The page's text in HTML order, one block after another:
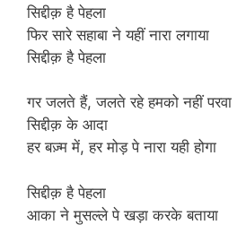
सिद्दीक़ है पेहला
फिर सारे सहाबा ने यहीं नारा लगाया
सिद्दीक़ है पेहला
गर जलते हैं, जलते रहे हमको नहीं परवा
सिद्दीक़ के आदा
हर बज़्म में, हर मोड़ पे नारा यही होगा
सिद्दीक़ है पेहला
आका ने मुसल्ले पे खड़ा करके बताया